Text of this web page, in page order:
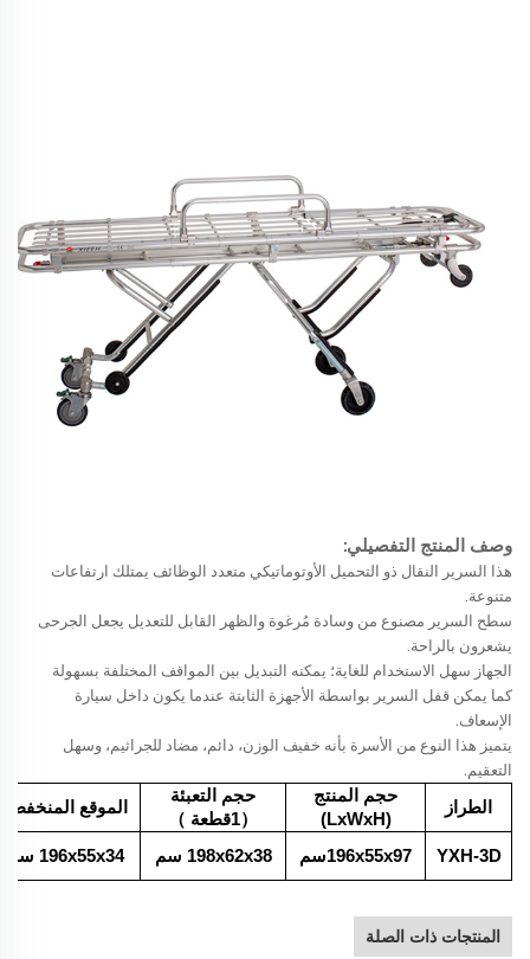
وصف المنتج التفصيلي:
هذا السرير النقال ذو التحميل الأوتوماتيكي متعدد الوظائف يمتلك ارتفاعات
متنوعة.
سطح السرير مصنوع من وسادة مُرغوة والظهر القابل للتعديل يجعل الجرحى
يشعرون بالراحة.
الجهاز سهل الاستخدام للغاية؛ يمكنه التبديل بين المواقف المختلفة بسهولة
كما يمكن قفل السرير بواسطة الأجهزة الثابتة عندما يكون داخل سيارة
الإسعاف.
يتميز هذا النوع من الأسرة بأنه خفيف الوزن، دائم، مضاد للجراثيم، وسهل
التعقيم.
الطراز
حجم المنتج
(LxWxH)
حجم التعبئة
（1قطعة
）
الموقع المنخفض
YXH-3D 196x55x97سم 198x62x38 سم 196x55x34 سم
المنتجات ذات الصلة